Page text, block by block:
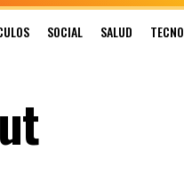
SOCIAL SALUD TECNO